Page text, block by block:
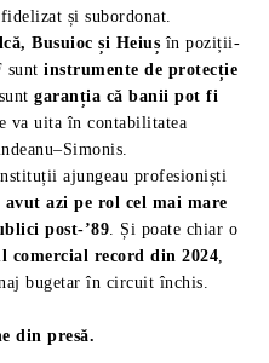
și subordonat.
Busuioc și Heiuș în poziții-
sunt instrumente de protecție
garanția că banii pot fi
va uita în contabilitatea
ajungeau profesioniști
azi pe rol cel mai mare
post-’89. Și poate chiar o
comercial record din 2024,
bugetar în circuit închis.
din presă.